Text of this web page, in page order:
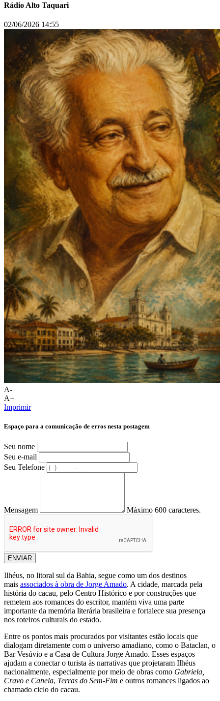
Rádio Alto Taquari
02/06/2026 14:55
A-
A+
Imprimir
Espaço para a comunicação de erros nesta postagem
Seu nome
Seu e-mail
Seu Telefone
Mensagem Máximo 600 caracteres.
ENVIAR
Ilhéus, no litoral sul da Bahia, segue como um dos destinos
mais associados à obra de Jorge Amado. A cidade, marcada pela
história do cacau, pelo Centro Histórico e por construções que
remetem aos romances do escritor, mantém viva uma parte
importante da memória literária brasileira e fortalece sua presença
nos roteiros culturais do estado.
Entre os pontos mais procurados por visitantes estão locais que
dialogam diretamente com o universo amadiano, como o Bataclan, o
Bar Vesúvio e a Casa de Cultura Jorge Amado. Esses espaços
ajudam a conectar o turista às narrativas que projetaram Ilhéus
nacionalmente, especialmente por meio de obras como Gabriela,
Cravo e Canela, Terras do Sem-Fim e outros romances ligados ao
chamado ciclo do cacau.